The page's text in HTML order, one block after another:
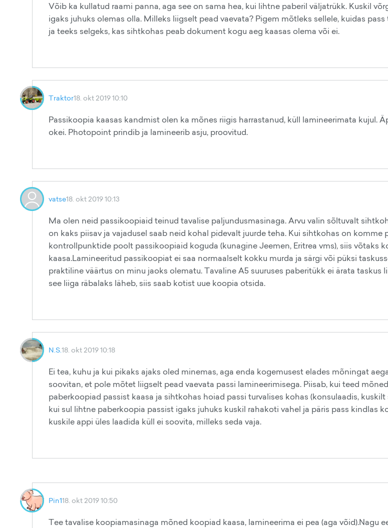
Võib ka kullatud raami panna, aga see on sama hea, kui lihtne paberil väljatrükk. Kuskil
igaks juhuks olemas olla. Milleks liigselt pead vaevata? Pigem mõtleks sellele, kuidas
ja teeks selgeks, kas sihtkohas peab dokument kogu aeg kaasas olema või ei.
Traktor18. okt 2019 10:10
Passikoopia kaasas kandmist olen ka mõnes riigis harrastanud, küll lamineerimata kujul.
okei. Photopoint prindib ja lamineerib asju, proovitud.
vatse18. okt 2019 10:13
Ma olen neid passikoopiaid teinud tavalise paljundusmasinaga. Arvu valin sõltuvalt
on kaks piisav ja vajadusel saab neid kohal pidevalt juurde teha. Kui sihtkohas on komme
kontrollpunktide poolt passikoopiaid koguda (kunagine Jeemen, Eritrea vms), siis võtaks
kaasa.Lamineeritud passikoopiat ei saa normaalselt kokku murda ja särgi või püksi
praktiline väärtus on minu jaoks olematu. Tavaline A5 suuruses paberitükk ei ärata taskus
see liiga räbalaks läheb, siis saab kotist uue koopia otsida.
N.S.18. okt 2019 10:18
Ei tea, kuhu ja kui pikaks ajaks oled minemas, aga enda kogemusest elades mõningat
soovitan, et pole mõtet liigselt pead vaevata passi lamineerimisega. Piisab, kui teed
paberkoopiad passist kaasa ja sihtkohas hoiad passi turvalises kohas (konsulaadis, kuskilt
kui sul lihtne paberkoopia passist igaks juhuks kuskil rahakoti vahel ja päris pass kindlas
kuskile appi üles laadida küll ei soovita, milleks seda vaja.
Pin118. okt 2019 10:50
Tee tavalise koopiamasinaga mõned koopiad kaasa, lamineerima ei pea (aga võid).Nagu